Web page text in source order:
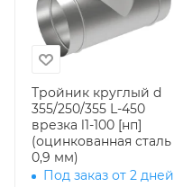
Тройник круглый d
355/250/355 L-450
врезка l1-100 [нп]
(оцинкованная сталь
0,9 мм)
Под заказ от 2 дней